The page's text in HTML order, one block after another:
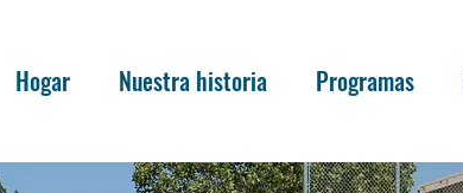
Hogar Nuestra historia Programas